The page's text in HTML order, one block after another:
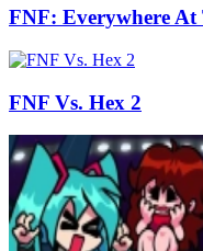
FNF: Everywhere
FNF Vs. Hex 2